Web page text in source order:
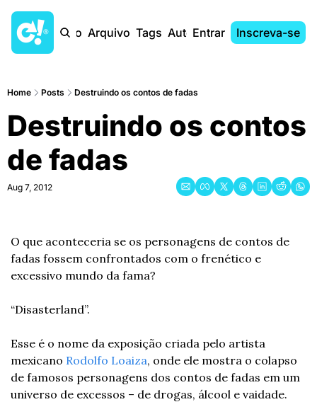
Início Arquivo Tags AutoresEntrar Inscreva-se
Home Posts Destruindo os contos de fadas
Destruindo os contos
de fadas
Aug 7, 2012
O que aconteceria se os personagens de contos de
fadas fossem confrontados com o frenético e
excessivo mundo da fama?
“Disasterland”.
Esse é o nome da exposição criada pelo artista
mexicano Rodolfo Loaiza, onde ele mostra o colapso
de famosos personagens dos contos de fadas em um
universo de excessos – de drogas, álcool e vaidade.